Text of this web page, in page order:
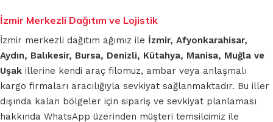
İzmir Merkezli Dağıtım ve Lojistik
İzmir merkezli dağıtım ağımız ile İzmir, Afyonkarahisar,
Aydın, Balıkesir, Bursa, Denizli, Kütahya, Manisa, Muğla ve
Uşak illerine kendi araç filomuz, ambar veya anlaşmalı
kargo firmaları aracılığıyla sevkiyat sağlanmaktadır. Bu iller
dışında kalan bölgeler için sipariş ve sevkiyat planlaması
hakkında WhatsApp üzerinden müşteri temsilcimiz ile